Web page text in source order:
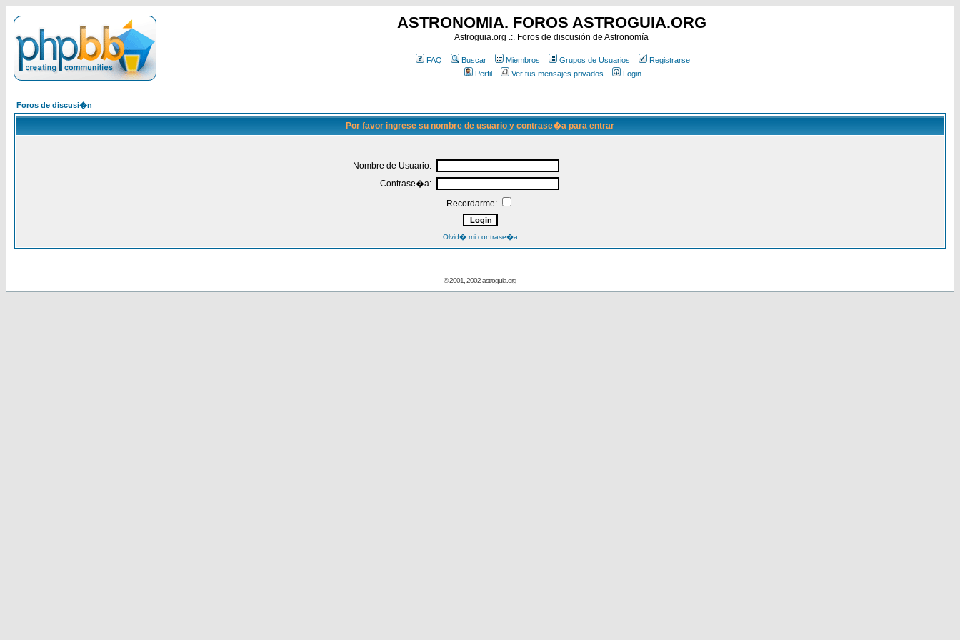
ASTRONOMIA. FOROS ASTROGUIA.ORG
Astroguia.org .:. Foros de discusión de Astronomía
FAQ Buscar Miembros Grupos de Usuarios
Registrarse
Perfil
Ver tus mensajes privados Login
Foros de discusi�n
Por favor ingrese su nombre de usuario y contrase�a para entrar
Nombre de Usuario:
Contrase�a:
Recordarme:
Olvid� mi contrase�a
© 2001, 2002 astroguia.org